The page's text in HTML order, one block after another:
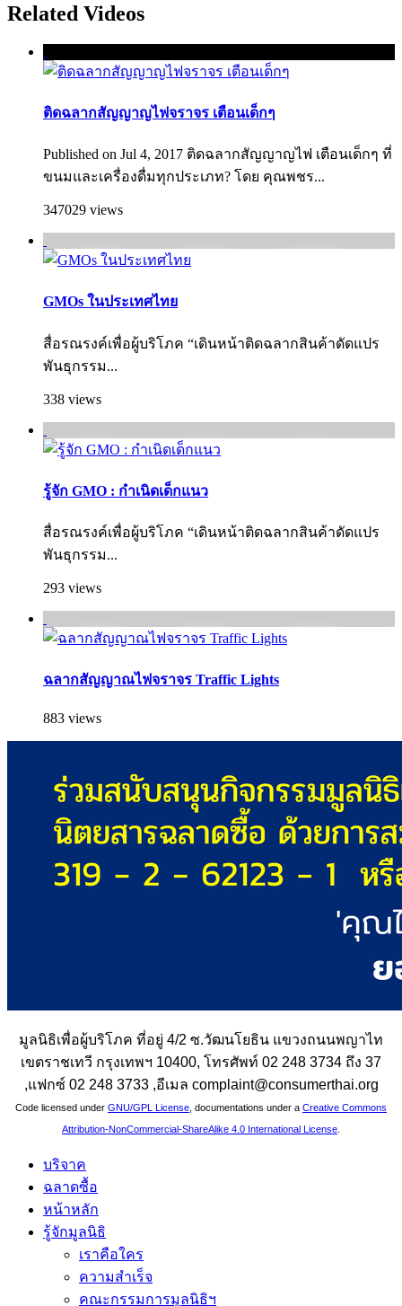
Related Videos
ติดฉลากสัญญาญไฟจราจร เตือนเด็กๆ
Published on Jul 4, 2017 ติดฉลากสัญญาญไฟ เตือนเด็กๆ ที่
ขนมและเครื่องดื่มทุกประเภท? โดย คุณพชร...
347029 views
GMOs ในประเทศไทย
สื่อรณรงค์เพื่อผู้บริโภค “เดินหน้าติดฉลากสินค้าดัดแปร
พันธุกรรม...
338 views
รู้จัก GMO : กำเนิดเด็กแนว
สื่อรณรงค์เพื่อผู้บริโภค “เดินหน้าติดฉลากสินค้าดัดแปร
พันธุกรรม...
293 views
ฉลากสัญญาณไฟจราจร Traffic Lights
883 views
มูลนิธิเพื่อผู้บริโภค ที่อยู่ 4/2 ซ.วัฒนโยธิน แขวงถนนพญาไท
เขตราชเทวี กรุงเทพฯ 10400, โทรศัพท์ 02 248 3734 ถึง 37
,แฟกซ์ 02 248 3733 ,อีเมล complaint@consumerthai.org
Code licensed under GNU/GPL License , documentations under a Creative Commons
Attribution-NonCommercial-ShareAlike 4.0 International License
บริจาค
ฉลาดซื้อ
หน้าหลัก
รู้จักมูลนิธิ
เราคือใคร
ความสำเร็จ
คณะกรรมการมูลนิธิฯ